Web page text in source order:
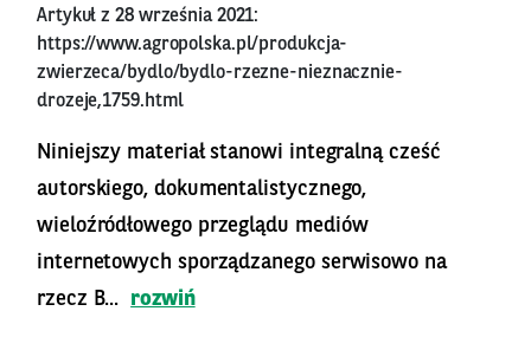
Artykuł z 28 września 2021:
https://www.agropolska.pl/produkcja-
zwierzeca/bydlo/bydlo-rzezne-nieznacznie-
drozeje,1759.html
Niniejszy materiał stanowi integralną cześć
autorskiego, dokumentalistycznego,
wieloźródłowego przeglądu mediów
internetowych sporządzanego serwisowo na
rzecz B...
rozwiń